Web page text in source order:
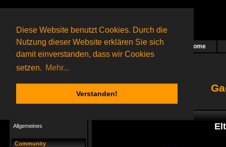
Diese Website benutzt Cookies. Durch die
Nutzung dieser Website erklären Sie sich
damit einverstanden, dass wir Cookies
setzen. Mehr...
Verstanden!
Das nächste Rätsel ist in Arbeit Home
26 Gagolganeronline(1 registrierter und 25 Gäste)
Gagolganer:
9732Rätsel online:
Allgemeines
Community